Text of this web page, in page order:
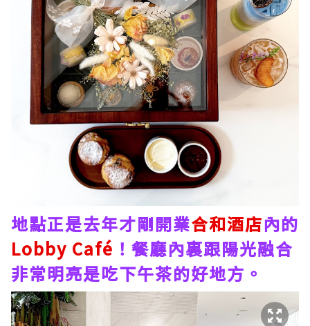
地點正是去年才剛開業合和酒店內的
Lobby Café ！餐廳內裏跟陽光融合
非常明亮是吃下午茶的好地方。